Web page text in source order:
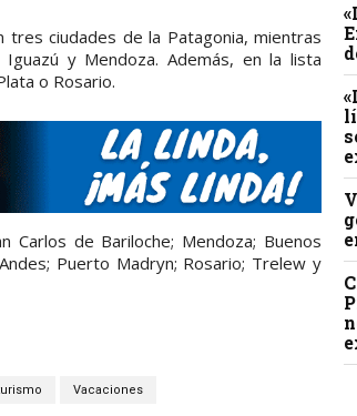
ciudades de la Patagonia, mientras
y Mendoza. Además, en la lista
o Rosario.
Carlos de Bariloche; Mendoza; Buenos
Puerto Madryn; Rosario; Trelew y
Vacaciones